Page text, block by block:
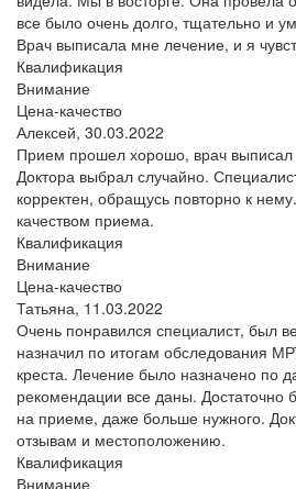
все было очень долго, тщательно и
Врач выписала мне лечение, и я
Квалификация
Внимание
Цена-качество
Алексей, 30.03.2022
Прием прошел хорошо, врач выписал
Доктора выбрал случайно.
корректен, обращусь повторно к
качеством приема.
Квалификация
Внимание
Цена-качество
Татьяна, 11.03.2022
Очень понравился специалист, был
назначил по итогам обследования
креста. Лечение было назначено по
рекомендации все даны. Достаточно
на приеме, даже больше нужного.
отзывам и местоположению.
Квалификация
Внимание